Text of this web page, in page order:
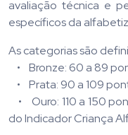
avaliação técnica e
específicos da
As categorias são
• Bronze: 60 a 89
• Prata: 90 a 109
• Ouro: 110 a 150
do Indicador Criança